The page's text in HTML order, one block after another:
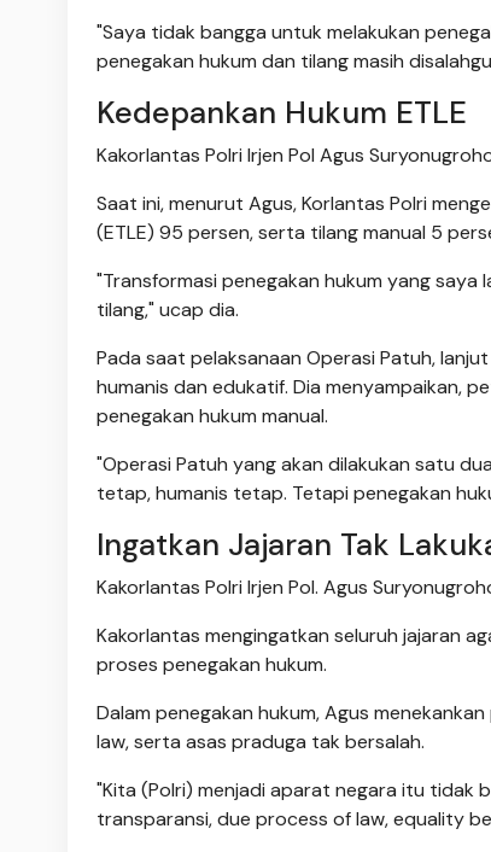
"Saya tidak bangga untuk melakukan
penegakan hukum dan tilang masih
Kedepankan Hukum ETLE
Kakorlantas Polri Irjen Pol Agus
Saat ini, menurut Agus, Korlantas Polri
(ETLE) 95 persen, serta tilang manual 5
"Transformasi penegakan hukum yang saya
tilang," ucap dia.
Pada saat pelaksanaan Operasi Patuh,
humanis dan edukatif. Dia menyampaikan,
penegakan hukum manual.
"Operasi Patuh yang akan dilakukan satu
tetap, humanis tetap. Tetapi penegakan
Ingatkan Jajaran Tak
Kakorlantas Polri Irjen Pol. Agus
Kakorlantas mengingatkan seluruh jajaran
proses penegakan hukum.
Dalam penegakan hukum, Agus
law, serta asas praduga tak bersalah.
"Kita (Polri) menjadi aparat negara itu tidak
transparansi, due process of law, equality